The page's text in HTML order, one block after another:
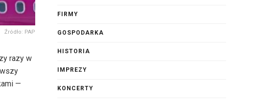
Źródło: PAP
razy w
—
FIRMY
GOSPODARKA
HISTORIA
IMPREZY
KONCERTY